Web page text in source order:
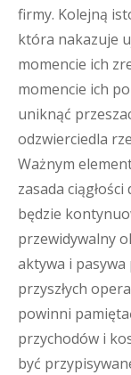
firmy. Kolejną
która nakazuje
momencie ich
momencie ich
uniknąć
odzwierciedla
Ważnym
zasada
będzie
przewidywalny
aktywa i pasywa
przyszłych
powinni
przychodów i
być